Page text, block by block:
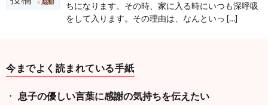
ちになります。その時、家に入る時にいつも深呼吸
をして入ります。その理由は、なんといっ […]
今までよく読まれている手紙
息子の優しい言葉に感謝の気持ちを伝えたい